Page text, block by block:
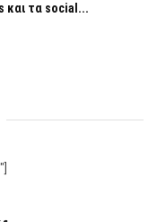
και τα social...